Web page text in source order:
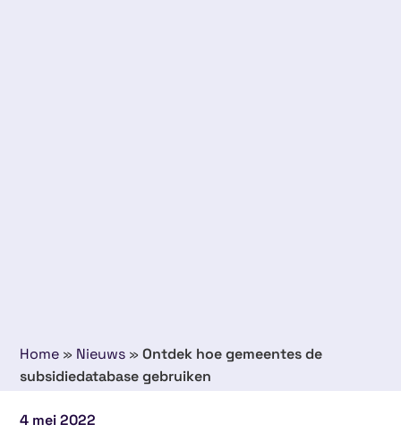
Home » Nieuws »Ontdek hoe gemeentes de
subsidiedatabase gebruiken
4 mei 2022